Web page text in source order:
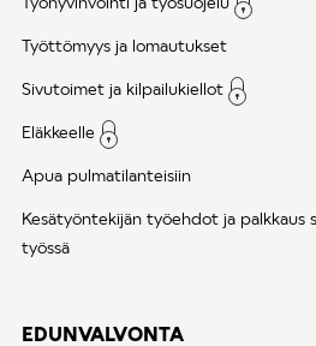
Työttömyys ja lomautukset
Sivutoimet ja kilpailukiellot
Eläkkeelle
Apua pulmatilanteisiin
Kesätyöntekijän työehdot ja palkkaus
työssä
EDUNVALVONTA